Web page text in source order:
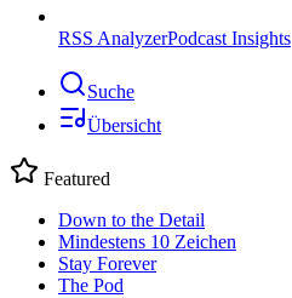
RSS AnalyzerPodcast Insights
Suche
Übersicht
Featured
Down to the Detail
Mindestens 10 Zeichen
Stay Forever
The Pod